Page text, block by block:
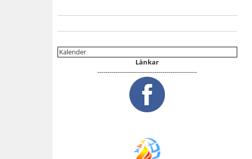
Kalender
Länkar
-------------------------------------------------